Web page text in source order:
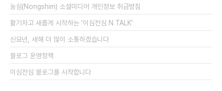
농심(Nongshim) 소셜미디어 개인정보 취급방침
활기차고 새롭게 시작하는 '이심전심 N TALK'
신묘년, 새해 더 많이 소통하겠습니다
블로그 운영정책
이심전심 블로그를 시작합니다